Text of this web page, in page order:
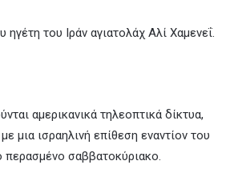
του Ιράν αγιατολάχ Αλί Χαμενεΐ.
αμερικανικά τηλεοπτικά δίκτυα,
μια ισραηλινή επίθεση εναντίον του
περασμένο σαββατοκύριακο.